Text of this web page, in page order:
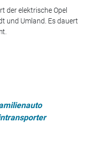
der elektrische Opel
und Umland. Es dauert